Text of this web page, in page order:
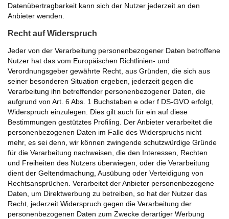
Datenübertragbarkeit kann sich der Nutzer jederzeit an den
Anbieter wenden.
Recht auf Widerspruch
Jeder von der Verarbeitung personenbezogener Daten betroffene
Nutzer hat das vom Europäischen Richtlinien- und
Verordnungsgeber gewährte Recht, aus Gründen, die sich aus
seiner besonderen Situation ergeben, jederzeit gegen die
Verarbeitung ihn betreffender personenbezogener Daten, die
aufgrund von Art. 6 Abs. 1 Buchstaben e oder f DS-GVO erfolgt,
Widerspruch einzulegen. Dies gilt auch für ein auf diese
Bestimmungen gestütztes Profiling. Der Anbieter verarbeitet die
personenbezogenen Daten im Falle des Widerspruchs nicht
mehr, es sei denn, wir können zwingende schutzwürdige Gründe
für die Verarbeitung nachweisen, die den Interessen, Rechten
und Freiheiten des Nutzers überwiegen, oder die Verarbeitung
dient der Geltendmachung, Ausübung oder Verteidigung von
Rechtsansprüchen. Verarbeitet der Anbieter personenbezogene
Daten, um Direktwerbung zu betreiben, so hat der Nutzer das
Recht, jederzeit Widerspruch gegen die Verarbeitung der
personenbezogenen Daten zum Zwecke derartiger Werbung